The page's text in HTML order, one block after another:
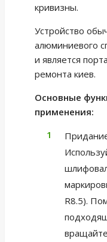
кривизны.
Устройство
алюминиевого
и является
ремонта киев.
Основные
применения:
R8.5).